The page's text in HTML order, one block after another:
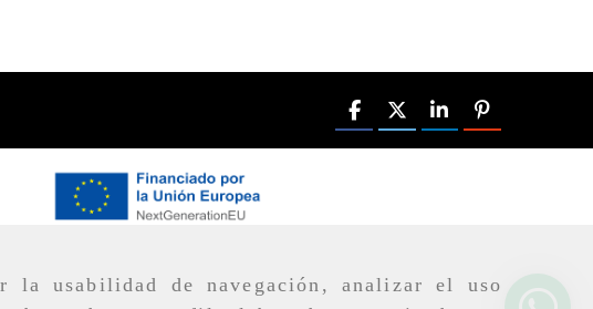
usabilidad de navegación, analizar el uso